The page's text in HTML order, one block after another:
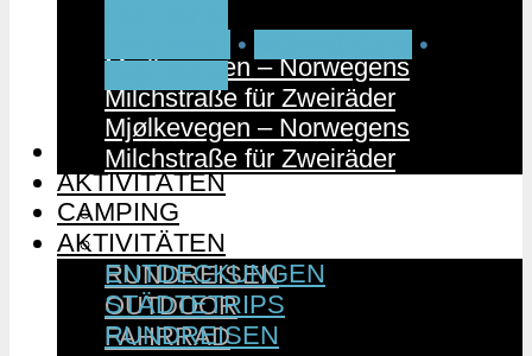
Mjølkevegen – Norwegens
Milchstraße für Zweiräder
CAMPING
AKTIVITÄTEN
ENTDECKUNGEN
STÄDTETRIPS
RUNDREISEN
OUTDOOR
FAHRRAD
•
•
Mjølkevegen – Norwegens
Milchstraße für Zweiräder
CAMPING
AKTIVITÄTEN
ENTDECKUNGEN
STÄDTETRIPS
RUNDREISEN